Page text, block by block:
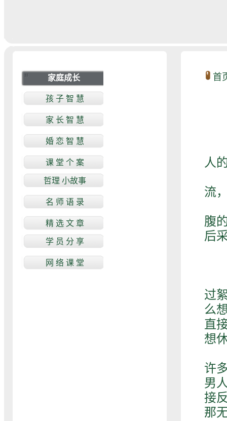
首
人
流
腹
后
过
么
直
想
许
男
接
那